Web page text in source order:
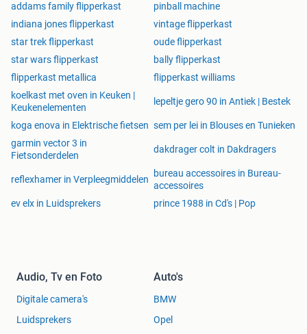
addams family flipperkast
pinball machine
indiana jones flipperkast
vintage flipperkast
star trek flipperkast
oude flipperkast
star wars flipperkast
bally flipperkast
flipperkast metallica
flipperkast williams
koelkast met oven in Keuken |
Keukenelementen
lepeltje gero 90 in Antiek | Bestek
koga enova in Elektrische fietsen sem per lei in Blouses en Tunieken
garmin vector 3 in
Fietsonderdelen
dakdrager colt in Dakdragers
reflexhamer in Verpleegmiddelen
bureau accessoires in Bureau-
accessoires
ev elx in Luidsprekers
prince 1988 in Cd's | Pop
Audio, Tv en Foto
Digitale camera's
Luidsprekers
Auto's
BMW
Opel